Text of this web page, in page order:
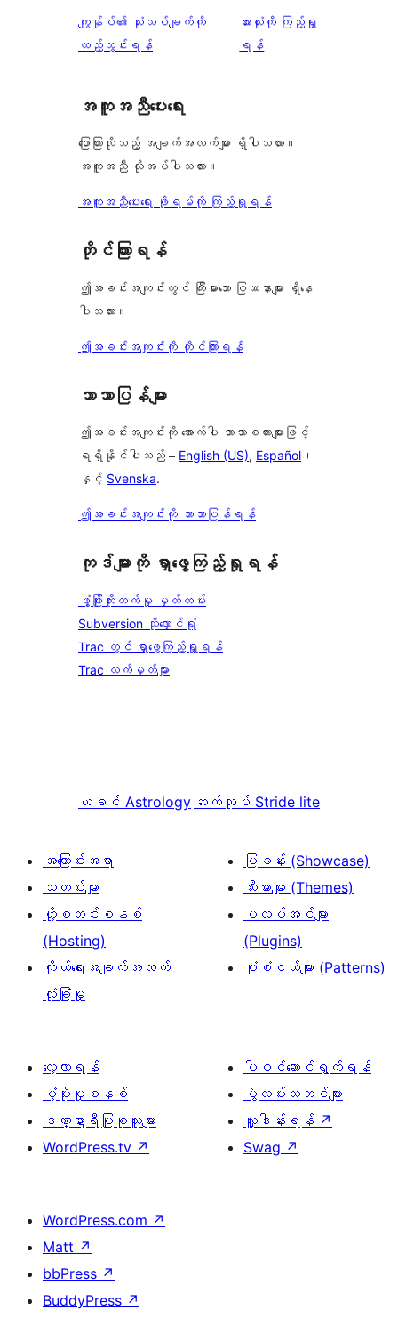
သုံးသပ်
ချက်
ပွင့်
အဆင့်
0
စောင်
ကျွန်ုပ်၏ သုံးသပ်ချက်ကို
ထည့်သွင်းရန်
သုံးသပ်
ချက်
အားလုံးကို ကြည့်ရှု
ရန်
အကူအညီပေးရေး
ပြောကြားလိုသည့် အချက်အလက်များ ရှိပါသလား။
အကူအညီ လိုအပ်ပါသလား။
အကူအညီပေးရေး ဖိုရမ်ကို ကြည့်ရှုရန်
တိုင်ကြားရန်
ဤအခင်းအကျင်းတွင် ကြီးမားသော ပြဿနာများ ရှိနေ
ပါသလား။
ဤအခင်းအကျင်းကို တိုင်ကြားရန်
ဘာသာပြန်များ
ဤအခင်းအကျင်းကို အောက်ပါ ဘာသာစကားများဖြင့်
ရရှိနိုင်ပါသည် – English (US), Español ၊
နှင့် Svenska.
ဤအခင်းအကျင်းကို ဘာသာပြန်ရန်
ကုဒ်များကို ရှာဖွေကြည့်ရှုရန်
ဖွံ့ဖြိုးတိုးတက်မှု မှတ်တမ်း
Subversion သိုလှောင်ရုံ
Trac တွင် ရှာဖွေကြည့်ရှုရန်
Trac လက်မှတ်များ
ယခင် Astrology ဆက်လုပ် Stride lite
အကြောင်းအရာ
သတင်းများ
ဟို့စတင်းစနစ်
(Hosting)
ကိုယ်ရေးအချက်အလက်
လုံခြုံမှု
ပြခန်း (Showcase)
သီးမားများ (Themes)
ပလပ်အင်များ
(Plugins)
ပုံစံငယ်များ (Patterns)
လေ့လာရန်
ပံ့ပိုးမှုစနစ်
ဒဏ္ဍာရီပြုစုသူများ
WordPress.tv ↗
ပါဝင်ဆောင်ရွက်ရန်
ပွဲလမ်းသဘင်များ
လှူဒါန်းရန် ↗
Swag ↗
WordPress.com ↗
Matt ↗
bbPress ↗
BuddyPress ↗